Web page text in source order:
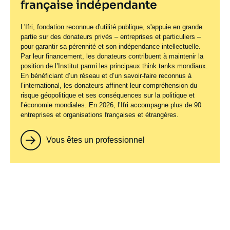
française indépendante
L'Ifri, fondation reconnue d'utilité publique, s'appuie en grande
partie sur des donateurs privés – entreprises et particuliers –
pour garantir sa pérennité et son indépendance intellectuelle.
Par leur financement, les donateurs contribuent à maintenir la
position de l’Institut parmi les principaux think tanks mondiaux.
En bénéficiant d’un réseau et d’un savoir-faire reconnus à
l’international, les donateurs affinent leur compréhension du
risque géopolitique et ses conséquences sur la politique et
l’économie mondiales. En 2026, l’Ifri accompagne plus de 90
entreprises et organisations françaises et étrangères.
Vous êtes un professionnel